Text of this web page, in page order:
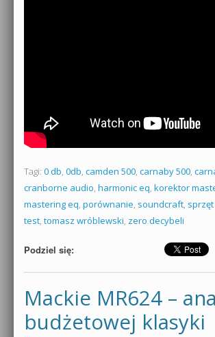
Tagi: 0 db, 0db, camden 500, carnaby 500,
cranborne audio, harmonic eq, korektor
mastering eq, porównanie, soundcraft,
test, tomasz wróblewski, zero decybeli
Podziel się:
Mackie MR624 –
budżetowej klasyki